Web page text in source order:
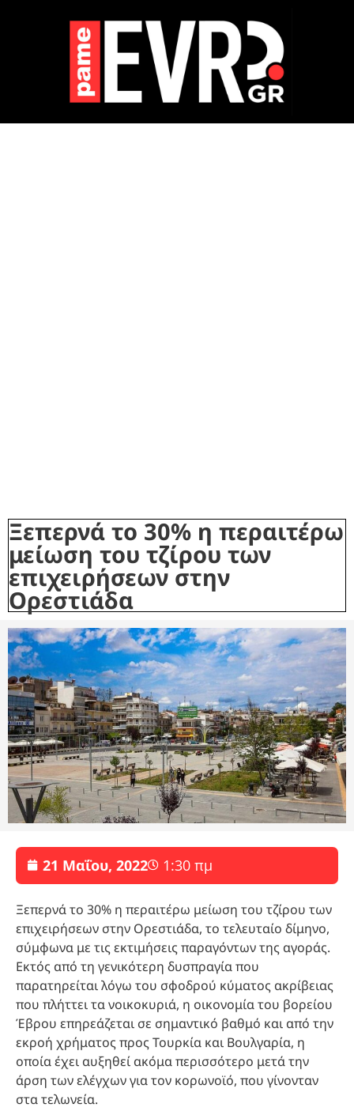
Ξεπερνά το 30% η περαιτέρω
μείωση του τζίρου των
επιχειρήσεων στην
Ορεστιάδα
21 Μαΐου, 2022 1:30 πμ
Ξεπερνά το 30% η περαιτέρω μείωση του τζίρου των
επιχειρήσεων στην Ορεστιάδα, το τελευταίο δίμηνο,
σύμφωνα με τις εκτιμήσεις παραγόντων της αγοράς.
Εκτός από τη γενικότερη δυσπραγία που
παρατηρείται λόγω του σφοδρού κύματος ακρίβειας
που πλήττει τα νοικοκυριά, η οικονομία του βορείου
Έβρου επηρεάζεται σε σημαντικό βαθμό και από την
εκροή χρήματος προς Τουρκία και Βουλγαρία, η
οποία έχει αυξηθεί ακόμα περισσότερο μετά την
άρση των ελέγχων για τον κορωνοϊό, που γίνονταν
στα τελωνεία.